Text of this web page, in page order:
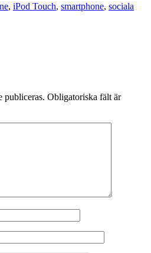
, iPod Touch, smartphone, sociala
publiceras. Obligatoriska fält är